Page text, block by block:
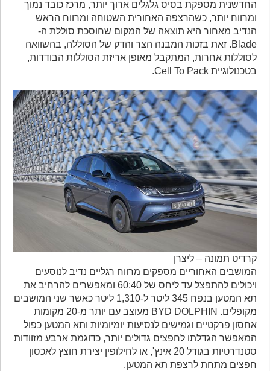
החדשנית מספקת בסיס גלגלים ארוך יותר, מרכז כובד נמוך
ומרווח יותר, כשהרצפה האחורית השטוחה ומרווח הראש
הנדיב מאחור היא תוצאה של המקום שחוסכת סוללת ה-
Blade. זאת בזכות המבנה הצר והדק של הסוללה, בהשוואה
לסוללות אחרות, המתקבל מאופן אריזת הסוללות הבודדות,
בטכנולוגיית Cell To Pack.
קרדיט תמונה – ליצרן
המושבים האחוריים מספקים מרווח רגליים נדיב לנוסעים
ויכולים להתפצל עד ליחס של 60:40 ומאפשרים להרחיב את
תא המטען בנפח 345 ליטר ל-1,310 ליטר כאשר שני המושבים
מקופלים. BYD DOLPHIN מעוצב עם יותר מ-20 מקומות
אחסון פרקטיים וגמישים לנסיעות יומיומיות ותא המטען כפול
המאפשר הגדלתו לחפצים גדולים יותר, כדוגמת ארבע מזוודות
סטנדרטיות בגודל 20 אינץ', או לחילופין יצירת חוצץ לאכסון
חפצים מתחת לרצפת תא המטען.